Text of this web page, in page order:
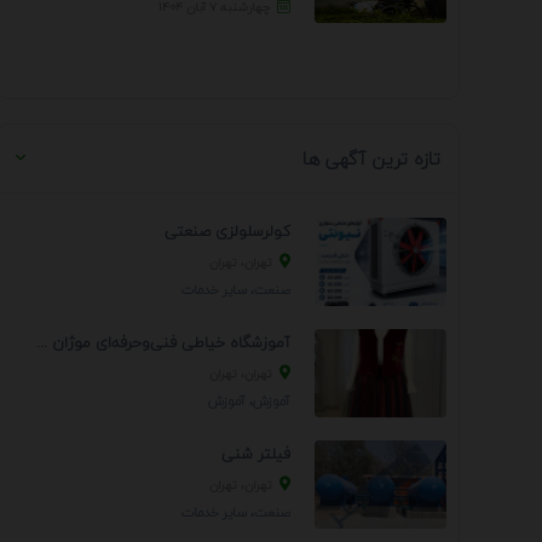
تازه ترین آگهی ها
کولرسلولزی صنعتی
فیلتر شنی